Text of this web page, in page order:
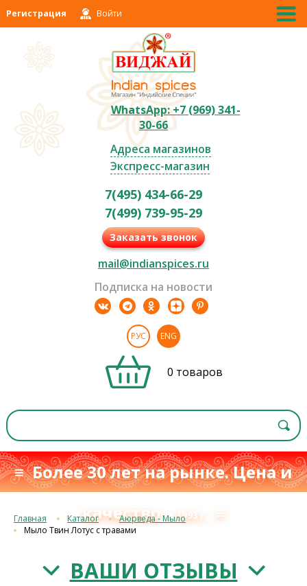
Регистрация Войти
WhatsApp: +7 (969) 341-
30-66
Адреса магазинов
Экспресс-магазин
7(495) 434-66-29
7(499) 739-95-29
Заказать звонок
mail@indianspices.ru
Подписка на новости
РУС ENG
0 товаров
≡ Более 30 лет на рынке. Цена и
качествос 1993 г. ≡
Главная Каталог
Аюрведа - Мыло
Мыло Твин Лотус с травами
ВАШИ ОТЗЫВЫ